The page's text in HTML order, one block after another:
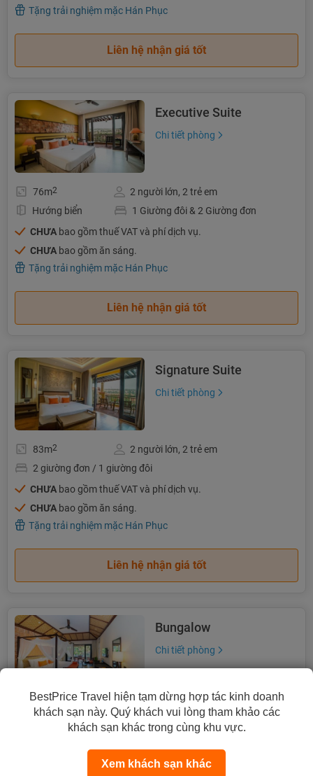
Tặng trải nghiệm mặc Hán Phục
Liên hệ nhận giá tốt
Executive Suite
Chi tiết phòng
76m2
2 người lớn, 2 trẻ em
Hướng biển
1 Giường đôi & 2 Giường đơn
CHƯA bao gồm thuế VAT và phí dịch vụ.
CHƯA bao gồm ăn sáng.
Tặng trải nghiệm mặc Hán Phục
Liên hệ nhận giá tốt
Signature Suite
Chi tiết phòng
83m2
2 người lớn, 2 trẻ em
2 giường đơn / 1 giường đôi
CHƯA bao gồm thuế VAT và phí dịch vụ.
CHƯA bao gồm ăn sáng.
Tặng trải nghiệm mặc Hán Phục
Liên hệ nhận giá tốt
Bungalow
Chi tiết phòng
53m
2 người lớn, 2 trẻ em
Hướng hồ bơi
2 giường đơn / 1 giường lớn
bao gồm ăn sáng.
BestPrice Travel hiện tạm dừng hợp tác kinh doanh
khách sạn này. Quý khách vui lòng tham khảo các
khách sạn khác trong cùng khu vực.
Xem khách sạn khác